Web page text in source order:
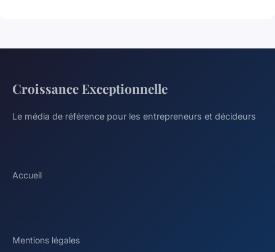
Croissance Exceptionnelle
Le média de référence pour les entrepreneurs et décideurs
Accueil
Mentions légales